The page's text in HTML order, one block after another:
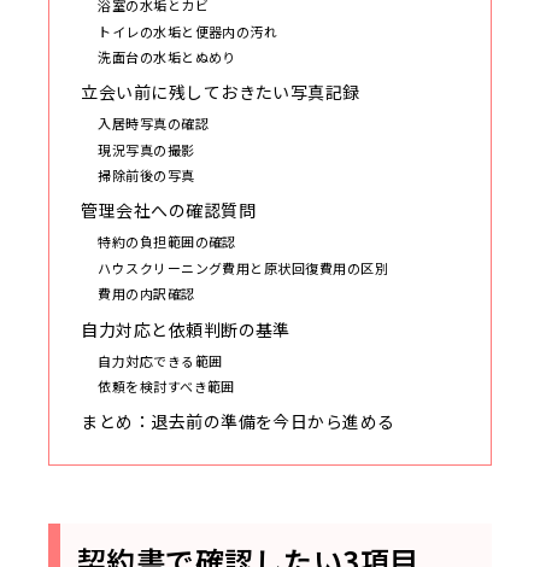
浴室の水垢とカビ
トイレの水垢と便器内の汚れ
洗面台の水垢とぬめり
立会い前に残しておきたい写真記録
入居時写真の確認
現況写真の撮影
掃除前後の写真
管理会社への確認質問
特約の負担範囲の確認
ハウスクリーニング費用と原状回復費用の区別
費用の内訳確認
自力対応と依頼判断の基準
自力対応できる範囲
依頼を検討すべき範囲
まとめ：退去前の準備を今日から進める